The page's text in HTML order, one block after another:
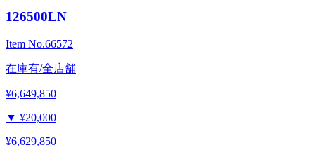
126500LN
Item No.66572
在庫有/全店舗
¥6,649,850
▼ ¥20,000
¥6,629,850